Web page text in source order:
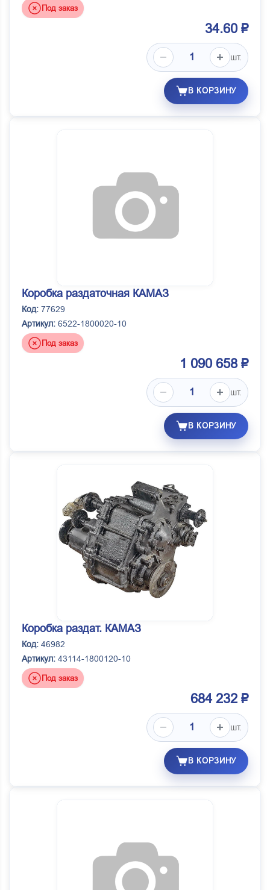
Под заказ
34.60 ₽
шт.
В КОРЗИНУ
Коробка раздаточная КАМАЗ
Код: 77629
Артикул: 6522-1800020-10
Под заказ
1 090 658 ₽
шт.
В КОРЗИНУ
Коробка раздат. КАМАЗ
Код: 46982
Артикул: 43114-1800120-10
Под заказ
684 232 ₽
шт.
В КОРЗИНУ